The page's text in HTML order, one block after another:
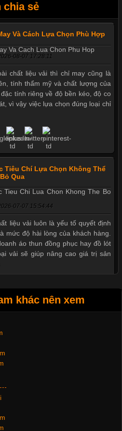
chia sẻ
Và Cách Lựa Chọn Phù Hợp
08-07 17:28:11
chất liệu vải thì chỉ may cũng là
tính thẩm mỹ và chất lượng của
tính riêng về độ bền kéo, độ co
vì vậy việc lựa chọn đúng loại chỉ
Tiêu Chí Lựa Chọn Không Thể
Bỏ Qua
07-07 15:54:44
liệu vải luôn là yếu tố quyết định
mức độ hài lòng của khách hàng.
áo thun đồng phục hay đồ lót
vải sẽ giúp nâng cao giá trị sản
06-01 16:20:50
phục phổ biến nhất hiện nay
phần cổ áo cũng là yếu tố
riêng cho từng sản phẩm. Mỗi
đẹp khác
khác nên xem